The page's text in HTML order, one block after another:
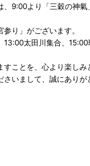
、9:00より「三穀の神
り」がございます。
13:00太田川集合、15:00
ことを、心より楽しみ
いまして、誠にありが